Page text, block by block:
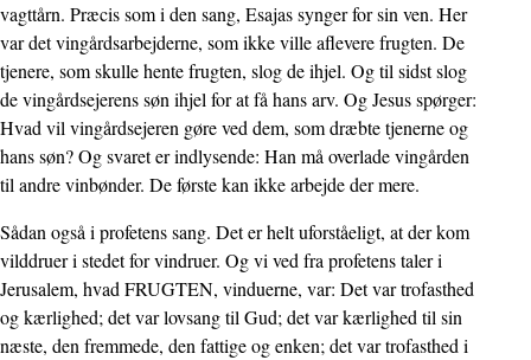
vagttårn. Præcis som i den sang, Esajas synger for sin ven. Her
var det vingårdsarbejderne, som ikke ville aflevere frugten. De
tjenere, som skulle hente frugten, slog de ihjel. Og til sidst slog
de vingårdsejerens søn ihjel for at få hans arv. Og Jesus spørger:
Hvad vil vingårdsejeren gøre ved dem, som dræbte tjenerne og
hans søn? Og svaret er indlysende: Han må overlade vingården
til andre vinbønder. De første kan ikke arbejde der mere.
Sådan også i profetens sang. Det er helt uforståeligt, at der kom
vilddruer i stedet for vindruer. Og vi ved fra profetens taler i
Jerusalem, hvad FRUGTEN, vinduerne, var: Det var trofasthed
og kærlighed; det var lovsang til Gud; det var kærlighed til sin
næste, den fremmede, den fattige og enken; det var trofasthed i